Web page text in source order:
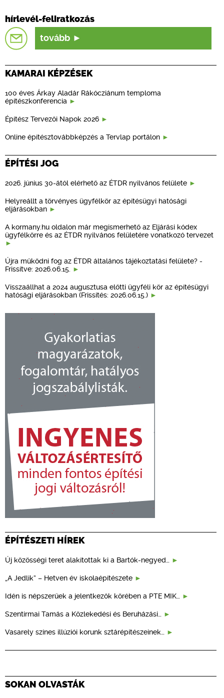
hírlevél-feliratkozás
tovább
KAMARAI KÉPZÉSEK
100 éves Árkay Aladár Rákócziánum temploma
építészkonferencia
Építész Tervezői Napok 2026
Online építésztovábbképzés a Tervlap portálon
ÉPÍTÉSI JOG
2026. június 30-ától elérhető az ÉTDR nyilvános felülete
Helyreállt a törvényes ügyfélkör az építésügyi hatósági
eljárásokban
A kormany.hu oldalon már megismerhető az Eljárási kódex
ügyfélkörre és az ÉTDR nyilvános felületére vonatkozó tervezet
Újra működni fog az ÉTDR általános tájékoztatási felülete? -
Frissítve: 2026.06.15.
Visszaállhat a 2024 augusztusa előtti ügyféli kör az építésügyi
hatósági eljárásokban (Frissítés: 2026.06.15.)
ÉPÍTÉSZETI HÍREK
Új közösségi teret alakítottak ki a Bartók-negyed…
„A Jedlik” – Hetven év iskolaépítészete
Idén is népszerűek a jelentkezők körében a PTE MIK…
Szentirmai Tamás a Közlekedési és Beruházási…
Vasarely színes illúziói korunk sztárépítészeinek…
SOKAN OLVASTÁK